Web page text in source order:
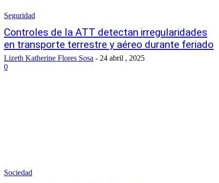
Seguridad
Controles de la ATT detectan irregularidades
en transporte terrestre y aéreo durante feriado
Lizeth Katherine Flores Sosa - 24 abril , 2025
0
Sociedad